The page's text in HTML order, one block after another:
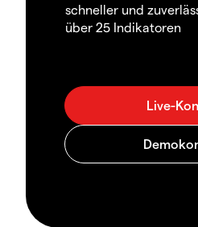
schneller und
über 25 Indikatoren